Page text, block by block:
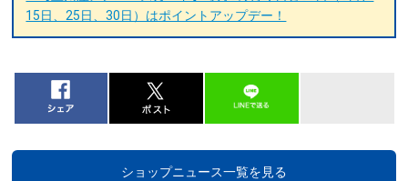
15日、25日、30日）はポイントアップデー！
ショップニュース一覧を見る